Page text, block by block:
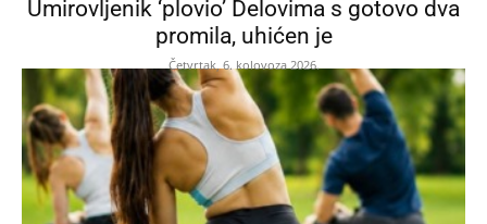
Umirovljenik ‘plovio’ Delovima s gotovo dva
promila, uhićen je
Četvrtak, 6. kolovoza 2026.